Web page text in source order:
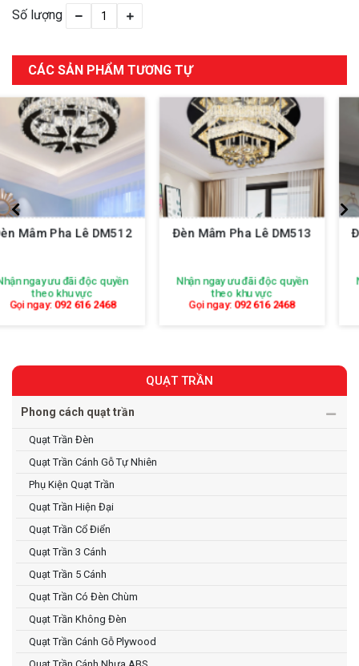
Số lượng
CÁC SẢN PHẨM TƯƠNG TỰ
Đèn Mâm Pha Lê DM513
Nhận ngay ưu đãi độc quyền
theo khu vực
Gọi ngay:092 616 2468
Đèn Mâm Pha Lê DM514
Nhận ngay ưu đãi độc quyền
theo khu vực
Gọi ngay:092 616 2468
QUẠT TRẦN
Phong cách quạt trần
Quạt Trần Đèn
Quạt Trần Cánh Gỗ Tự Nhiên
Phụ Kiện Quạt Trần
Quạt Trần Hiện Đại
Quạt Trần Cổ Điển
Quạt Trần 3 Cánh
Quạt Trần 5 Cánh
Quạt Trần Có Đèn Chùm
Quạt Trần Không Đèn
Quạt Trần Cánh Gỗ Plywood